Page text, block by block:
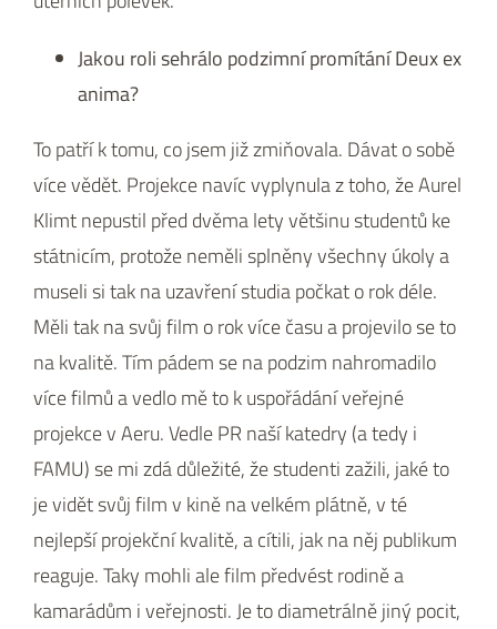
Jakou roli sehrálo podzimní promítání Deux ex
anima?
To patří k tomu, co jsem již zmiňovala. Dávat o sobě
více vědět. Projekce navíc vyplynula z toho, že Aurel
Klimt nepustil před dvěma lety většinu studentů ke
státnicím, protože neměli splněny všechny úkoly a
museli si tak na uzavření studia počkat o rok déle.
Měli tak na svůj film o rok více času a projevilo se to
na kvalitě. Tím pádem se na podzim nahromadilo
více filmů a vedlo mě to k uspořádání veřejné
projekce v Aeru. Vedle PR naší katedry (a tedy i
FAMU) se mi zdá důležité, že studenti zažili, jaké to
je vidět svůj film v kině na velkém plátně, v té
nejlepší projekční kvalitě, a cítili, jak na něj publikum
reaguje. Taky mohli ale film předvést rodině a
kamarádům i veřejnosti. Je to diametrálně jiný pocit,